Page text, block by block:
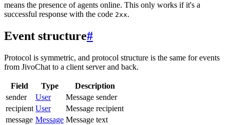
means the presence of agents online. This only works if it's a
successful response with the code 2xx.
Event structure#
Protocol is symmetric, and protocol structure is the same for events
from JivoChat to a client server and back.
Field Type
Description
sender
User
Message sender
recipient User
Message recipient
message Message Message text